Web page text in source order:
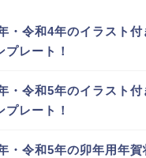
・令和4年のイラスト付
プレート！
・令和5年のイラスト付
プレート！
・令和5年の卯年用年賀